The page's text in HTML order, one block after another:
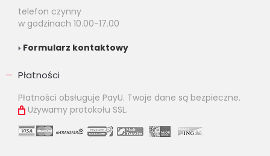
telefon czynny
w godzinach 10.00-17.00
Formularz kontaktowy
Płatności
Płatności obsługuje PayU. Twoje dane są bezpieczne.
Używamy protokołu SSL.